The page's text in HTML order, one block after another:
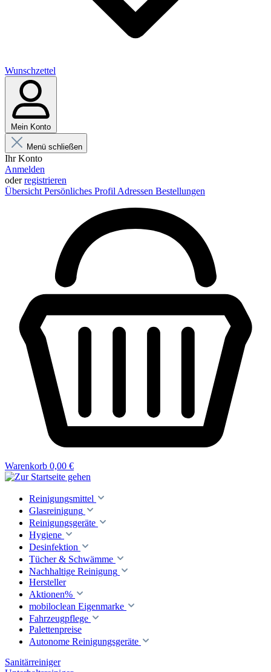
Wunschzettel
Mein Konto
Menü schließen
Ihr Konto
Anmelden
oderregistrieren
Übersicht Persönliches Profil Adressen Bestellungen
Warenkorb 0,00 €
Reinigungsmittel
Glasreinigung
Reinigungsgeräte
Hygiene
Desinfektion
Tücher & Schwämme
Nachhaltige Reinigung
Hersteller
Aktionen%
mobiloclean Eigenmarke
Fahrzeugpflege
Palettenpreise
Autonome Reinigungsgeräte
Sanitärreiniger